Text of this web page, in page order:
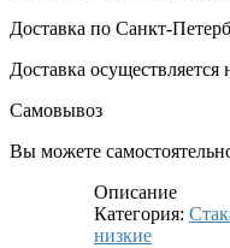
Доставка по Санкт-
Доставка
Самовывоз
Вы можете
Описание
Категория:
низкие